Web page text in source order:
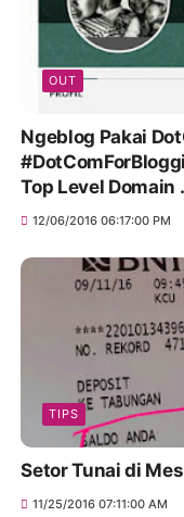
OUT
Ngeblog Pakai
Top Level Domain
12/06/2016 06:17:00 PM
TIPS
Setor Tunai di
11/25/2016 07:11:00 AM